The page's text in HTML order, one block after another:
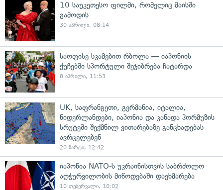
10 საუკეთესო ფილმი, რომელიც მაისში
გამოდის
30 აპრილი, 08:14
საოფისე სკამებით რბოლა — იაპონიის
ქუჩებში სპორტული შეჯიბრება ჩატარდა
8 აპრილი, 11:53
UK, საფრანგეთი, გერმანია, იტალია,
ნიდერლანდები, იაპონია და კანადა ჰორმუზის
სრუტეში შექმნილ ვითარებაზე განცხადებას
ავრცელებენ
20 მარტი, 12:42
იაპონია NATO-ს უკრაინისთვის საბრძოლო
აღჭურვილობის მიწოდებაში დაეხმარება
10 თებერვალი, 10:02